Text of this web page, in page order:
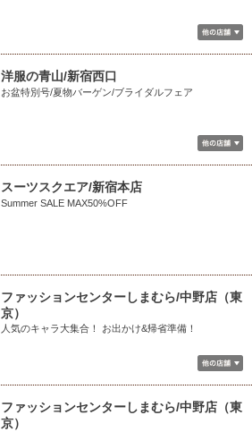
洋服の青山/新宿西口
お盆特別号/夏物バーゲン/ブライダルフェア
スーツスクエア/新宿本店
Summer SALE MAX50%OFF
ファッションセンターしまむら/中野店（東
京）
人気のキャラ大集合！ お出かけ&帰省準備！
ファッションセンターしまむら/中野店（東
京）